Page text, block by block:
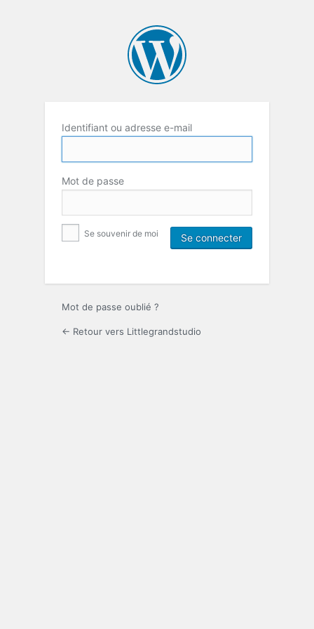
Identifiant ou adresse e-mail
Mot de passe
Se souvenir de moi
Mot de passe oublié ?
← Retour vers Littlegrandstudio